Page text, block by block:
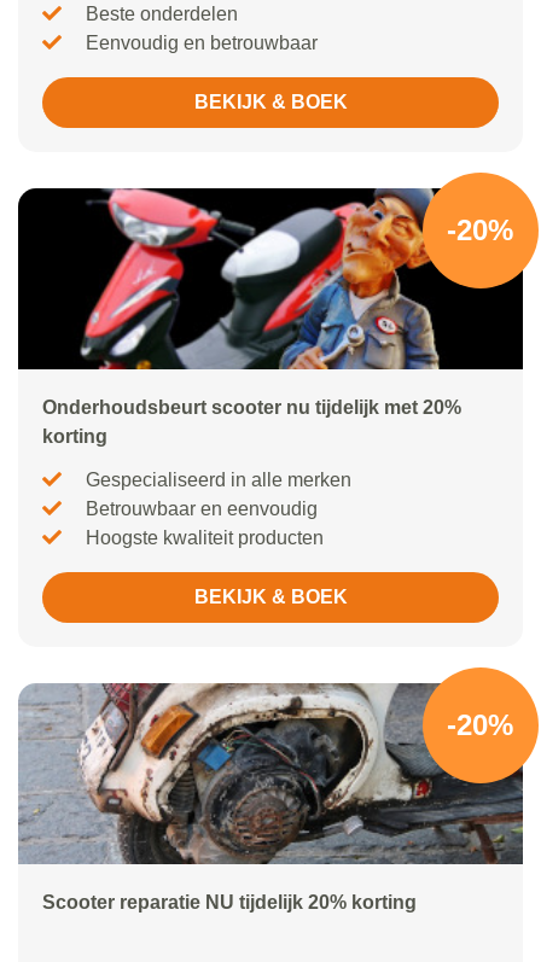
Beste onderdelen
Eenvoudig en betrouwbaar
BEKIJK & BOEK
-20%
Onderhoudsbeurt scooter nu tijdelijk met 20%
korting
Gespecialiseerd in alle merken
Betrouwbaar en eenvoudig
Hoogste kwaliteit producten
BEKIJK & BOEK
-20%
Scooter reparatie NU tijdelijk 20% korting